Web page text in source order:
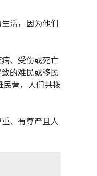
活，因为他们
、受伤或死亡
的难民或移民
营，人们共拨
、有尊严且人